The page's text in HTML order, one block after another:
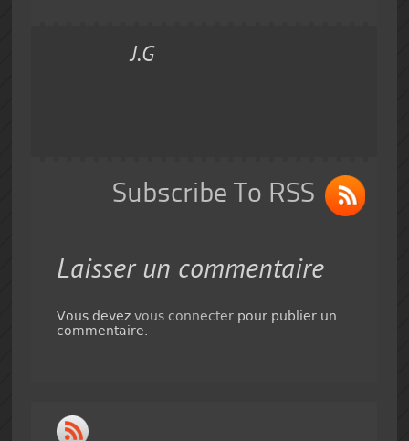
J.G
Subscribe To RSS
Laisser un commentaire
Vous devez vous connecterpour publier un
commentaire.